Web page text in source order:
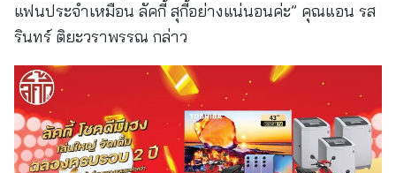
แฟนประจำเหมือน ลัคกี้ สุกี้อย่างแน่นอนค่ะ” คุณแอน รส
รินทร์ ติยะวราพรรณ กล่าว